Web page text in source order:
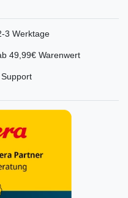
3 Werktage
49,99€ Warenwert